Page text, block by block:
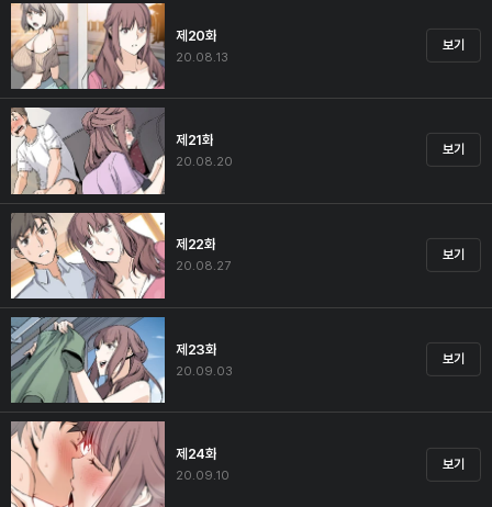
제20화
20.08.13
보기
제21화
20.08.20
보기
제22화
20.08.27
보기
제23화
20.09.03
보기
제24화
20.09.10
보기